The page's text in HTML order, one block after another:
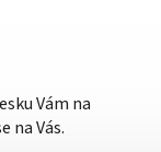
Vám na
na Vás.